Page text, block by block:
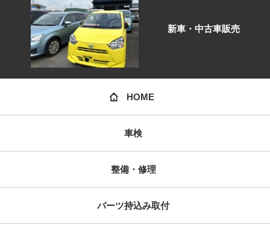
新車・中古車販売
HOME
車検
整備・修理
パーツ持込み取付